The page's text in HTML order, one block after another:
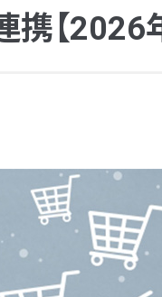
【2026